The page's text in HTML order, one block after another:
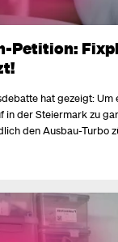
Petition:
hat gezeigt: Um
in der Steiermark zu
den Ausbau-Turbo
redet den